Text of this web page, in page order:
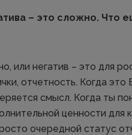
– это сложно. Что
или негатив – это для
отчетность. Когда
смысл. Когда ты
ценности для
очередной статус